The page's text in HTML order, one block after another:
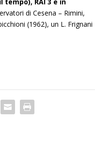
di Cesena – Rimini,
(1962), un L. Frignani